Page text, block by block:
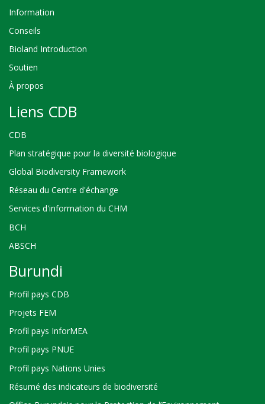
Information
Conseils
Bioland Introduction
Soutien
À propos
Liens CDB
CDB
Plan stratégique pour la diversité biologique
Global Biodiversity Framework
Réseau du Centre d'échange
Services d'information du CHM
BCH
ABSCH
Burundi
Profil pays CDB
Projets FEM
Profil pays InforMEA
Profil pays PNUE
Profil pays Nations Unies
Résumé des indicateurs de biodiversité